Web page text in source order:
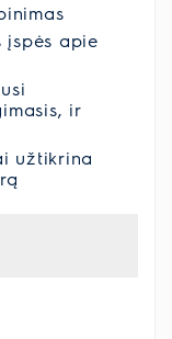
įspės apie
ir
užtikrina